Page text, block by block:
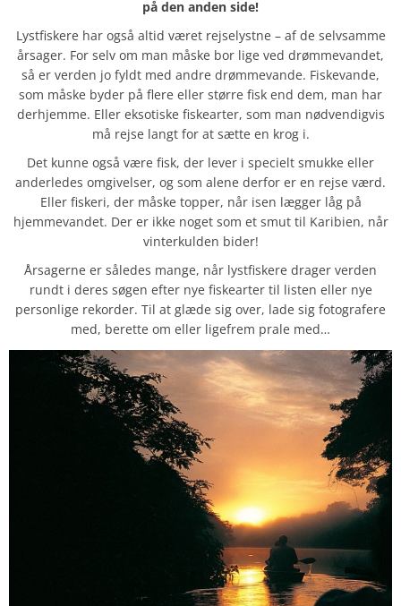
på den anden side!
Lystfiskere har også altid været rejselystne – af de selvsamme
årsager. For selv om man måske bor lige ved drømmevandet,
så er verden jo fyldt med andre drømmevande. Fiskevande,
som måske byder på flere eller større fisk end dem, man har
derhjemme. Eller eksotiske fiskearter, som man nødvendigvis
må rejse langt for at sætte en krog i.
Det kunne også være fisk, der lever i specielt smukke eller
anderledes omgivelser, og som alene derfor er en rejse værd.
Eller fiskeri, der måske topper, når isen lægger låg på
hjemmevandet. Der er ikke noget som et smut til Karibien, når
vinterkulden bider!
Årsagerne er således mange, når lystfiskere drager verden
rundt i deres søgen efter nye fiskearter til listen eller nye
personlige rekorder. Til at glæde sig over, lade sig fotografere
med, berette om eller ligefrem prale med…